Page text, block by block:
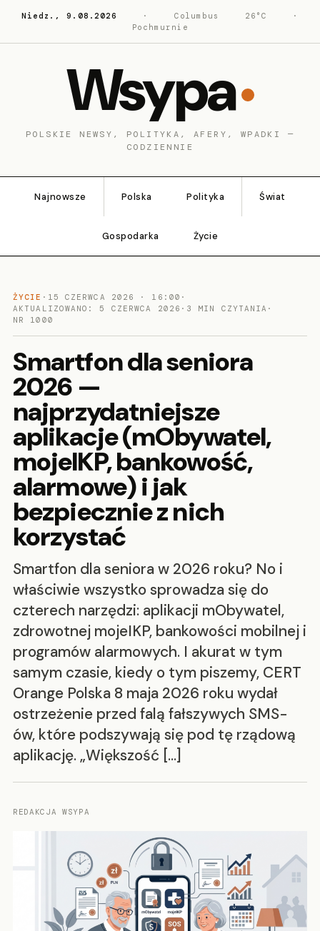
Niedz., 9.08.2026 · Columbus 26°C
·
Pochmurnie
Wsypa
POLSKIE NEWSY, POLITYKA, AFERY, WPADKI —
CODZIENNIE
Najnowsze Polska Polityka Świat
Gospodarka Życie
ŻYCIE · 15 CZERWCA 2026 · 16:00 ·
AKTUALIZOWANO: 5 CZERWCA 2026 · 3 MIN CZYTANIA ·
NR 1000
Smartfon dla seniora
2026 —
najprzydatniejsze
aplikacje (mObywatel,
mojeIKP, bankowość,
alarmowe) i jak
bezpiecznie z nich
korzystać
Smartfon dla seniora w 2026 roku? No i
właściwie wszystko sprowadza się do
czterech narzędzi: aplikacji mObywatel,
zdrowotnej mojeIKP, bankowości mobilnej i
programów alarmowych. I akurat w tym
samym czasie, kiedy o tym piszemy, CERT
Orange Polska 8 maja 2026 roku wydał
ostrzeżenie przed falą fałszywych SMS-
ów, które podszywają się pod tę rządową
aplikację. „Większość […]
REDAKCJA WSYPA